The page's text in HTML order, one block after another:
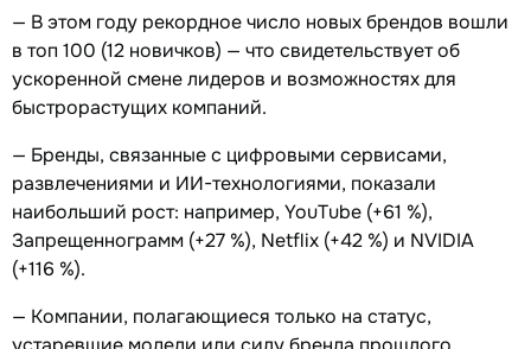
— В этом году рекордное число новых брендов вошли
в топ 100 (12 новичков) — что свидетельствует об
ускоренной смене лидеров и возможностях для
быстрорастущих компаний.
— Бренды, связанные с цифровыми сервисами,
развлечениями и ИИ-технологиями, показали
наибольший рост: например, YouTube (+61 %),
Запрещеннограмм (+27 %), Netflix (+42 %) и NVIDIA
(+116 %).
— Компании, полагающиеся только на статус,